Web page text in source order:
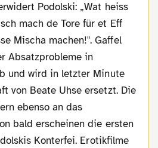
Podolski: „Wat heiss
mach de Tore für et Eff
Mischa machen!". Gaffel
Absatzprobleme in
und wird in letzter Minute
von Beate Uhse ersetzt. Die
ebenso an das
bald erscheinen die ersten
Konterfei. Erotikfilme